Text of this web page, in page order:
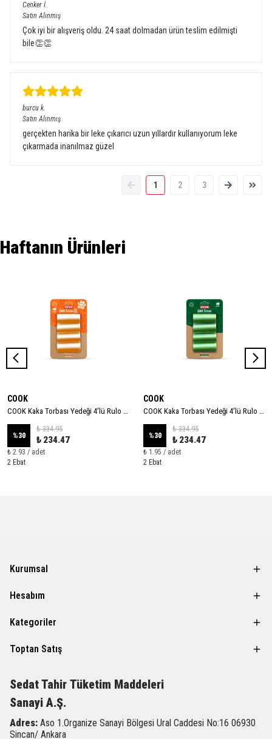
Cenker İ.
Satın Alınmış
Çok iyi bir alışveriş oldu. 24 saat dolmadan ürün teslim edilmişti
bile👏👏
burcu k.
Satın Alınmış
gerçekten harika bir leke çıkarıcı uzun yıllardır kullanıyorum leke
çıkarmada inanılmaz güzel
1 2 3
Haftanın Ürünleri
COOK
COOK Kaka Torbası Yedeği 4'lü Rulo - XL
%30
₺ 334.95
₺ 234.47
₺ 2.93 / adet
2 Ebat
COOK
COOK Kaka Torbası Yedeği 4'lü Rulo - STANDART
%30
₺ 334.95
₺ 234.47
₺ 1.95 / adet
2 Ebat
Kurumsal
Hesabım
Kategoriler
Toptan Satış
Sedat Tahir Tüketim Maddeleri
Sanayi A.Ş.
Adres: Aso 1.Organize Sanayi Bölgesi Ural Caddesi No:16 06930
Sincan/ Ankara